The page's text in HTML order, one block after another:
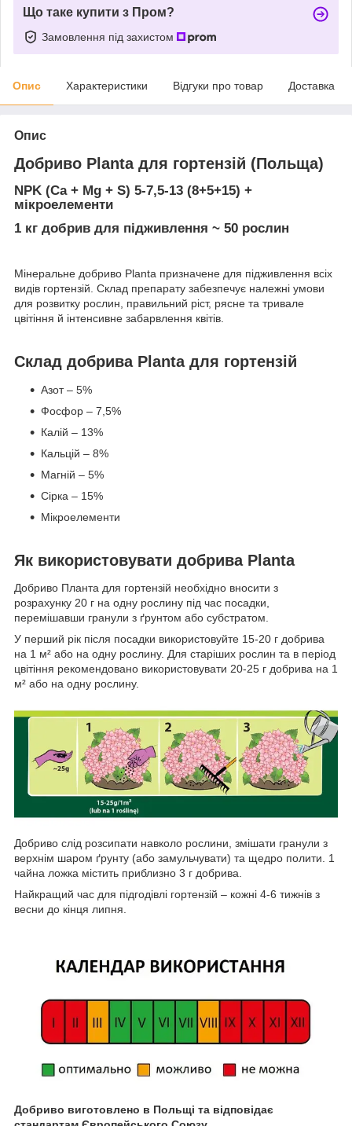
Що таке купити з Пром?
Замовлення під захистом
Опис Характеристики Відгуки про товар Доставка
Опис
Добриво Planta для гортензій (Польща)
NPK (Ca + Mg + S) 5-7,5-13 (8+5+15) +
мікроелементи
1 кг добрив для підживлення ~ 50 рослин
Мінеральне добриво Planta призначене для підживлення всіх
видів гортензій. Склад препарату забезпечує належні умови
для розвитку рослин, правильний ріст, рясне та тривале
цвітіння й інтенсивне забарвлення квітів.
Склад добрива Planta для гортензій
Азот – 5%
Фосфор – 7,5%
Калій – 13%
Кальцій – 8%
Магній – 5%
Сірка – 15%
Мікроелементи
Як використовувати добрива Planta
Добриво Планта для гортензій необхідно вносити з
розрахунку 20 г на одну рослину під час посадки,
перемішавши гранули з ґрунтом або субстратом.
У перший рік після посадки використовуйте 15-20 г добрива
на 1 м² або на одну рослину. Для старіших рослин та в період
цвітіння рекомендовано використовувати 20-25 г добрива на 1
м² або на одну рослину.
Добриво слід розсипати навколо рослини, змішати гранули з
верхнім шаром ґрунту (або замульчувати) та щедро полити. 1
чайна ложка містить приблизно 3 г добрива.
Найкращий час для підгодівлі гортензій – кожні 4-6 тижнів з
весни до кінця липня.
Добриво виготовлено в Польщі та відповідає